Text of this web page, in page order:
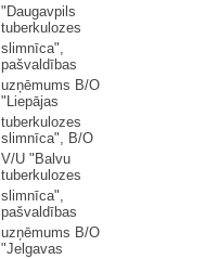
"Daugavpils
tuberkulozes
slimnīca",
pašvaldības
uzņēmums B/O
"Liepājas
tuberkulozes
slimnīca", B/O
V/U "Balvu
tuberkulozes
slimnīca",
pašvaldības
uzņēmums B/O
"Jelgavas